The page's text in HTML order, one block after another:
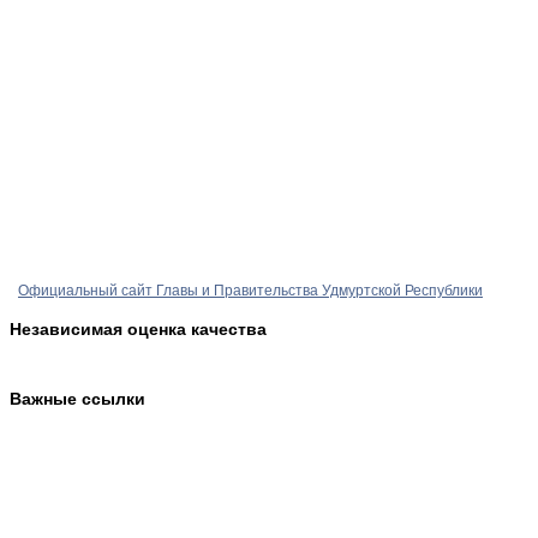
Официальный сайт Главы и Правительства Удмуртской Республики
Независимая оценка качества
Важные ссылки